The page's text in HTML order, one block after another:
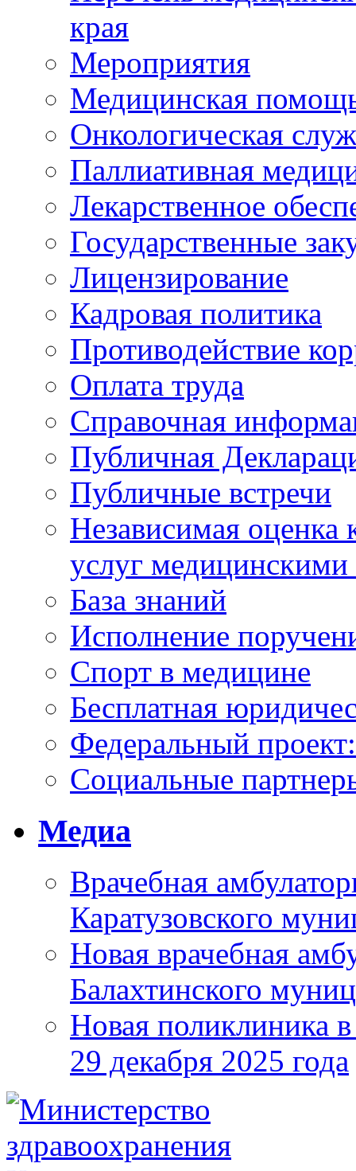
края
Мероприятия
Медицинская
Онкологическая
Паллиативная
Лекарственное
Государственные
Лицензирование
Кадровая политика
Противодействие
Оплата труда
Справочная
Публичная
Публичные встречи
Независимая оценка
услуг
База знаний
Исполнение
Спорт в медицине
Бесплатная
Федеральный
Социальные
Медиа
Врачебная
Каратузовского
Новая врачебная
Балахтинского
Новая поликлиника
29 декабря 2025 года